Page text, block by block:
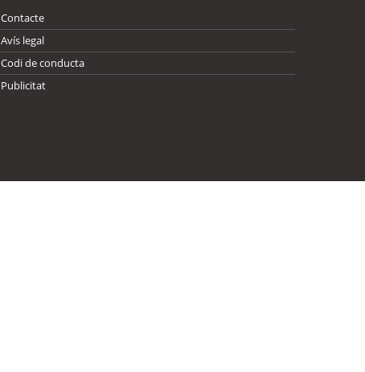
Contacte
Avís legal
Codi de conducta
Publicitat